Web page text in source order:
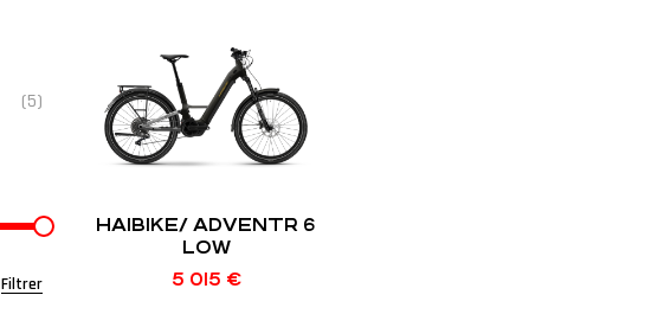
HAIBIKE/ ADVENTR 6
LOW
5 015 €
(5)
Filtrer